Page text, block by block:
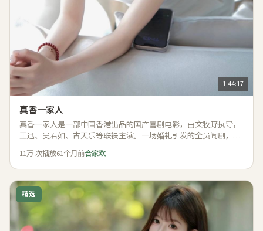
1:44:17
真香一家人
真香一家人是一部中国香港出品的国产喜剧电影，由文牧野执导，
王迅、吴君如、古天乐等联袂主演。一场婚礼引发的全员闹剧，亲
戚朋友的神操作让人捧腹又暖心。 影片于2021年登陆内地院线，轻
松幽默又贴近生活，适合国产喜剧电影在线观看时合家观赏。
11万次播放61个月前合家欢
精选